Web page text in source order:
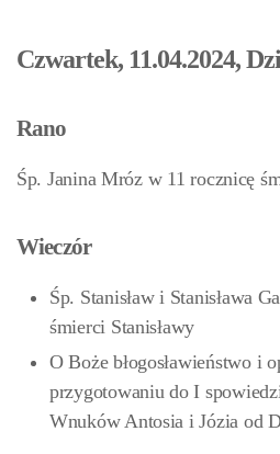
Czwartek, 11.04.2024,
Rano
Śp. Janina Mróz w 11 rocznicę
Wieczór
Śp. Stanisław i Stanisława
śmierci Stanisławy
O Boże błogosławieństwo i
przygotowaniu do I
Wnuków Antosia i Józia od